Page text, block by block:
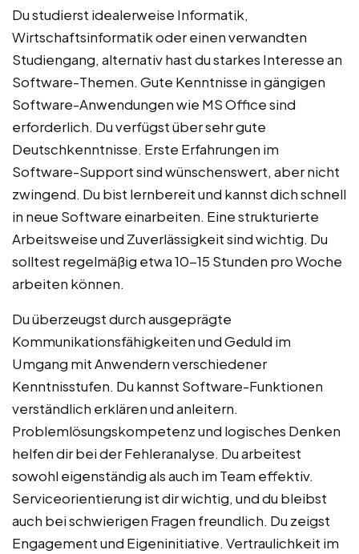
Du studierst idealerweise Informatik,
Wirtschaftsinformatik oder einen verwandten
Studiengang, alternativ hast du starkes Interesse an
Software-Themen. Gute Kenntnisse in gängigen
Software-Anwendungen wie MS Office sind
erforderlich. Du verfügst über sehr gute
Deutschkenntnisse. Erste Erfahrungen im
Software-Support sind wünschenswert, aber nicht
zwingend. Du bist lernbereit und kannst dich schnell
in neue Software einarbeiten. Eine strukturierte
Arbeitsweise und Zuverlässigkeit sind wichtig. Du
solltest regelmäßig etwa 10-15 Stunden pro Woche
arbeiten können.
Du überzeugst durch ausgeprägte
Kommunikationsfähigkeiten und Geduld im
Umgang mit Anwendern verschiedener
Kenntnisstufen. Du kannst Software-Funktionen
verständlich erklären und anleitern.
Problemlösungskompetenz und logisches Denken
helfen dir bei der Fehleranalyse. Du arbeitest
sowohl eigenständig als auch im Team effektiv.
Serviceorientierung ist dir wichtig, und du bleibst
auch bei schwierigen Fragen freundlich. Du zeigst
Engagement und Eigeninitiative. Vertraulichkeit im